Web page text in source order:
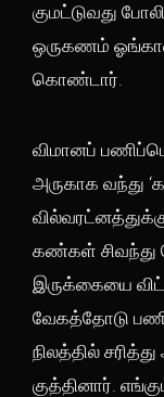
குமட்டுவது
ஒருகணம்
கொண்டார்.
விமானப்
அருகாக வந்து
கண்கள்
இருக்கையை
வேகத்தோடு
நிலத்தில்
குத்தினார்.